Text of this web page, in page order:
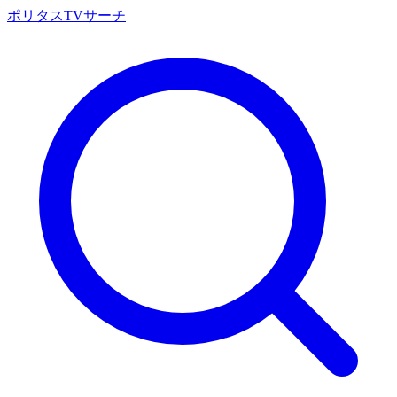
ポリタスTVサーチ